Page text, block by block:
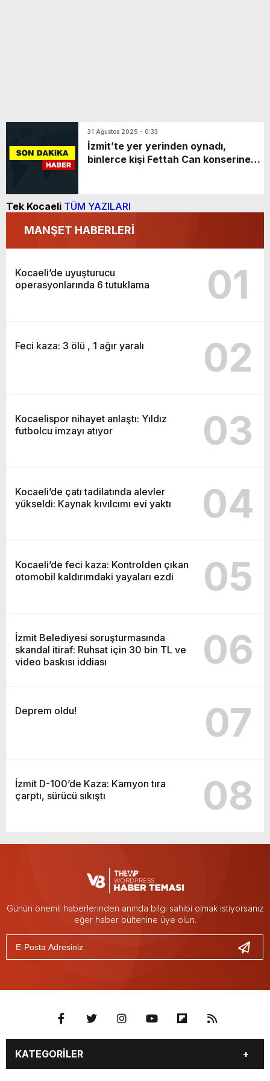
31 Ağustos 2025 - 0:33
İzmit’te yer yerinden oynadı,
binlerce kişi Fettah Can konserine
Tek Kocaeli TÜM YAZILARI
MANŞET HABERLERİ
Kocaeli’de uyuşturucu
operasyonlarında 6 tutuklama
01
Feci kaza: 3 ölü , 1 ağır yaralı 02
Kocaelispor nihayet anlaştı: Yıldız
futbolcu imzayı atıyor
03
Kocaeli’de çatı tadilatında alevler
yükseldi: Kaynak kıvılcımı evi yaktı
04
Kocaeli’de feci kaza: Kontrolden çıkan
otomobil kaldırımdaki yayaları ezdi
05
İzmit Belediyesi soruşturmasında
skandal itiraf: Ruhsat için 30 bin TL ve
video baskısı iddiası
06
Deprem oldu! 07
İzmit D-100’de Kaza: Kamyon tıra
çarptı, sürücü sıkıştı
08
Günün önemli haberlerinden anında bilgi sahibi olmak istiyorsanız
eğer haber bültenine üye olun.
KATEGORİLER